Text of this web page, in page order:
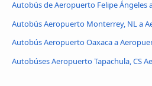
Autobús de Aeropuerto Felipe Ángeles
Autobús Aeropuerto Monterrey, NL a
Autobús Aeropuerto Oaxaca a
Autobúses Aeropuerto Tapachula, CS